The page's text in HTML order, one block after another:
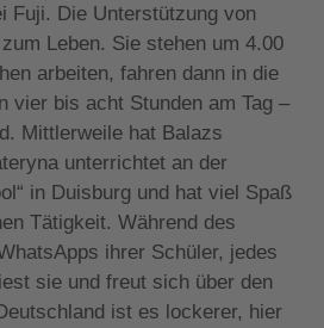
Fuji. Die Unterstützung von
Leben. Sie stehen um 4.00
arbeiten, fahren dann in die
vier bis acht Stunden am Tag –
Mittlerweile hat Balazs
unterrichtet an der
in Duisburg und hat viel Spaß
Tätigkeit. Während des
ihrer Schüler, jedes
sie und freut sich über den
ist es lockerer, hier